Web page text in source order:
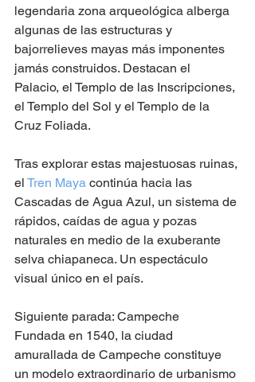
legendaria zona arqueológica alberga
algunas de las estructuras y
bajorrelieves mayas más imponentes
jamás construidos. Destacan el
Palacio, el Templo de las Inscripciones,
el Templo del Sol y el Templo de la
Cruz Foliada.
Tras explorar estas majestuosas ruinas,
el Tren Maya continúa hacia las
Cascadas de Agua Azul, un sistema de
rápidos, caídas de agua y pozas
naturales en medio de la exuberante
selva chiapaneca. Un espectáculo
visual único en el país.
Siguiente parada: Campeche
Fundada en 1540, la ciudad
amurallada de Campeche constituye
un modelo extraordinario de urbanismo